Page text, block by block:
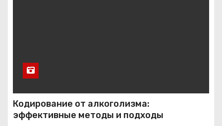
Кодирование от алкоголизма:
эффективные методы и подходы